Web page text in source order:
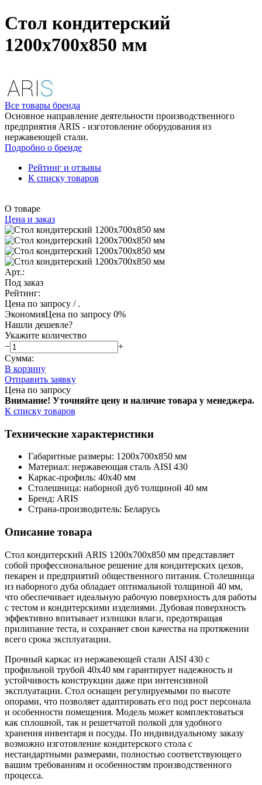
Стол кондитерский
1200х700х850 мм
Все товары бренда
Основное направление деятельности производственного
предприятия ARIS - изготовление оборудования из
нержавеющей стали.
Подробно о бренде
Рейтинг и отзывы
К списку товаров
О товаре
Цена и заказ
Арт.:
Под заказ
Рейтинг:
Цена по запросу / .
ЭкономияЦена по запросу 0%
Нашли дешевле?
Укажите количество
−
+
Сумма:
В корзину
Отправить заявку
Цена по запросу
Внимание! Уточняйте цену и наличие товара у менеджера.
К списку товаров
Технические характеристики
Габаритные размеры: 1200х700х850 мм
Материал: нержавеющая сталь AISI 430
Каркас-профиль: 40х40 мм
Столешница: наборной дуб толщиной 40 мм
Бренд: ARIS
Страна-производитель: Беларусь
Описание товара
Стол кондитерский ARIS 1200х700х850 мм представляет
собой профессиональное решение для кондитерских цехов,
пекарен и предприятий общественного питания. Столешница
из наборного дуба обладает оптимальной толщиной 40 мм,
что обеспечивает идеальную рабочую поверхность для работы
с тестом и кондитерскими изделиями. Дубовая поверхность
эффективно впитывает излишки влаги, предотвращая
прилипание теста, и сохраняет свои качества на протяжении
всего срока эксплуатации.
Прочный каркас из нержавеющей стали AISI 430 с
профильной трубой 40х40 мм гарантирует надежность и
устойчивость конструкции даже при интенсивной
эксплуатации. Стол оснащен регулируемыми по высоте
опорами, что позволяет адаптировать его под рост персонала
и особенности помещения. Модель может комплектоваться
как сплошной, так и решетчатой полкой для удобного
хранения инвентаря и посуды. По индивидуальному заказу
возможно изготовление кондитерского стола с
нестандартными размерами, полностью соответствующего
вашим требованиям и особенностям производственного
процесса.